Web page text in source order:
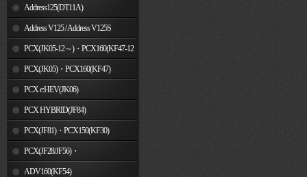
Address125(DT11A)
Address V125 / Address V125S
PCX(JK05-12～)・PCX160(KF47-12
～) PCX(JK05)・PCX160(KF47)
PCX e:HEV(JK06)
PCX HYBRID(JF84)
PCX(JF81)・PCX150(KF30)
PCX(JF28/JF56)・
PCX150(KF12/KF18)
ADV160(KF54)